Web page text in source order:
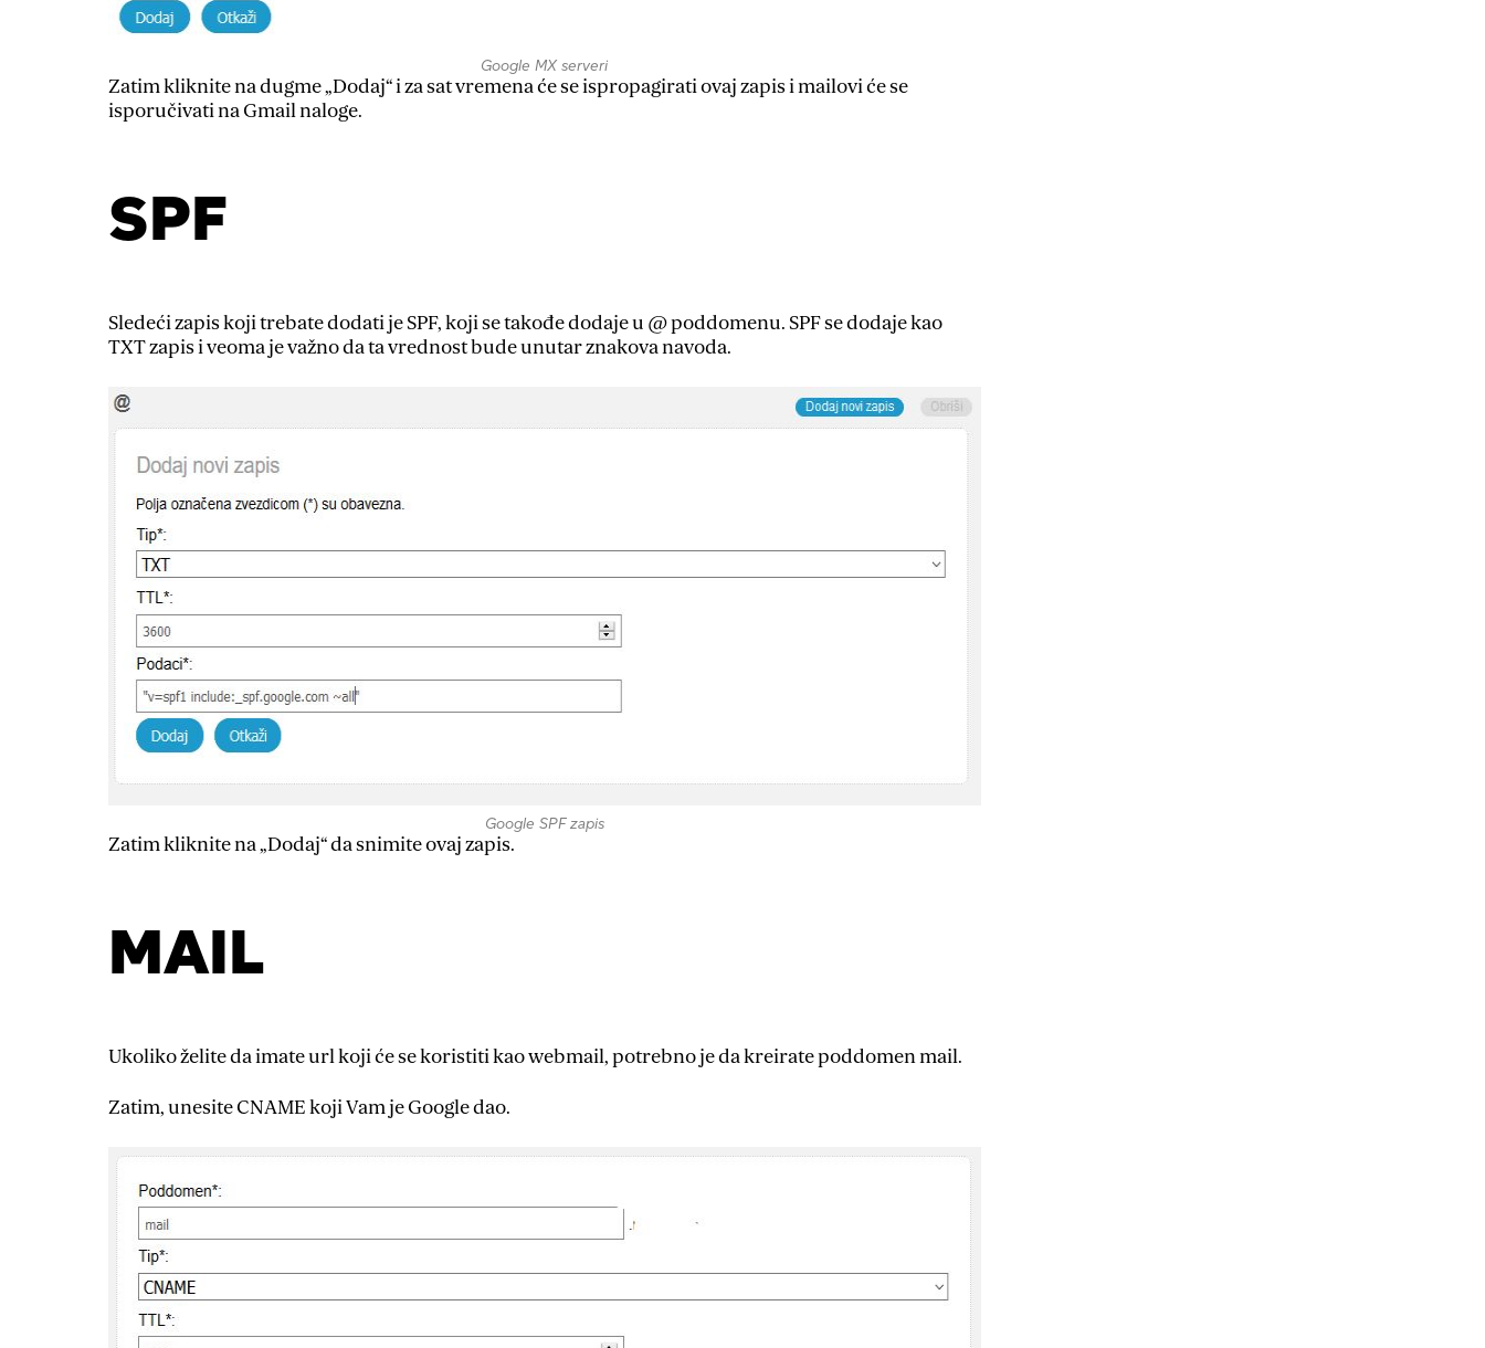
Google MX serveri
Zatim kliknite na dugme „Dodaj“ i za sat vremena će se ispropagirati ovaj zapis i mailovi će se
isporučivati na Gmail naloge.
SPF
Sledeći zapis koji trebate dodati je SPF, koji se takođe dodaje u @ poddomenu. SPF se dodaje kao
TXT zapis i veoma je važno da ta vrednost bude unutar znakova navoda.
Google SPF zapis
Zatim kliknite na „Dodaj“ da snimite ovaj zapis.
MAIL
Ukoliko želite da imate url koji će se koristiti kao webmail, potrebno je da kreirate poddomen mail.
Zatim, unesite CNAME koji Vam je Google dao.